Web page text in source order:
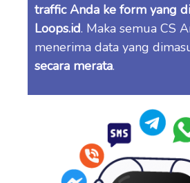
traffic Anda ke form yang
Loops.id. Maka semua CS
menerima data yang
secara merata.